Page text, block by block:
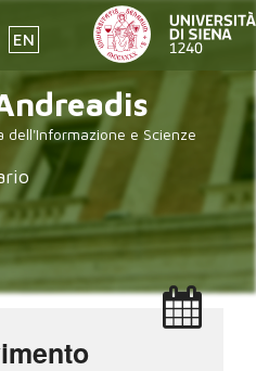
EN
dell'Informazione e Scienze